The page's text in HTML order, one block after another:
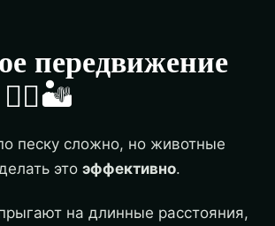
передвижение
🏃‍♂️🏜️
песку сложно, но животные
это эффективно.
на длинные расстояния,